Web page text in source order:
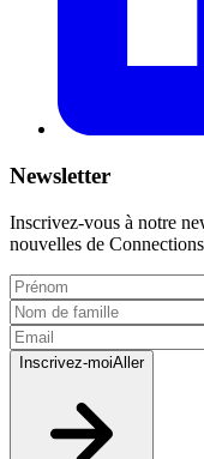
Newsletter
Inscrivez-vous à notre
nouvelles de Connections
Inscrivez-moiAller